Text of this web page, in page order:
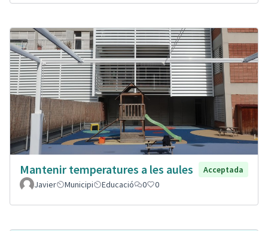
Mantenir temperatures a les aules
Acceptada
Javier
Municipi Educació 0 0